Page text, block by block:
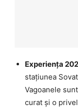
Experiența
stațiunea
Vagoanele
curat și o